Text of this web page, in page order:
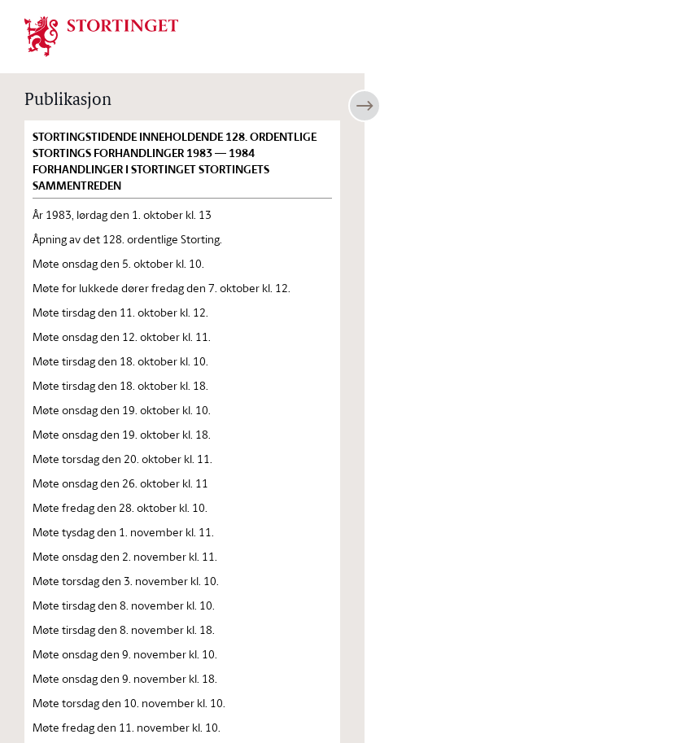
Stortinget.no
Publikasjon
STORTINGSTIDENDE INNEHOLDENDE 128. ORDENTLIGE
STORTINGS FORHANDLINGER 1983 — 1984
FORHANDLINGER I STORTINGET STORTINGETS
SAMMENTREDEN
År 1983, lørdag den 1. oktober kl. 13
Åpning av det 128. ordentlige Storting.
Møte onsdag den 5. oktober kl. 10.
Møte for lukkede dører fredag den 7. oktober kl. 12.
Møte tirsdag den 11. oktober kl. 12.
Møte onsdag den 12. oktober kl. 11.
Møte tirsdag den 18. oktober kl. 10.
Møte tirsdag den 18. oktober kl. 18.
Møte onsdag den 19. oktober kl. 10.
Møte onsdag den 19. oktober kl. 18.
Møte torsdag den 20. oktober kl. 11.
Møte onsdag den 26. oktober kl. 11
Møte fredag den 28. oktober kl. 10.
Møte tysdag den 1. november kl. 11.
Møte onsdag den 2. november kl. 11.
Møte torsdag den 3. november kl. 10.
Møte tirsdag den 8. november kl. 10.
Møte tirsdag den 8. november kl. 18.
Møte onsdag den 9. november kl. 10.
Møte onsdag den 9. november kl. 18.
Møte torsdag den 10. november kl. 10.
Møte fredag den 11. november kl. 10.